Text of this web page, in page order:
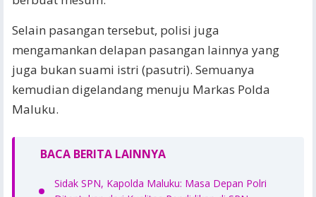
Selain pasangan tersebut, polisi juga
mengamankan delapan pasangan lainnya yang
juga bukan suami istri (pasutri). Semuanya
kemudian digelandang menuju Markas Polda
Maluku.
BACA BERITA LAINNYA
Sidak SPN, Kapolda Maluku: Masa Depan Polri